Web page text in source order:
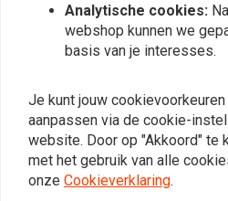
K&N
Luchtfilter voor Harley
Analytische cookies:
webshop kunnen we
basis van je interesses.
Je kunt jouw
aanpassen via de cookie-
website. Door op "Akkoord" te
met het gebruik van alle
onze Cookieverklaring.